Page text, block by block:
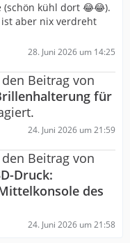
kühl dort 😂😂).
aber nix verdreht
28. Juni 2026 um 14:25
Beitrag von
für
24. Juni 2026 um 21:59
Beitrag von
Druck:
des
24. Juni 2026 um 21:58